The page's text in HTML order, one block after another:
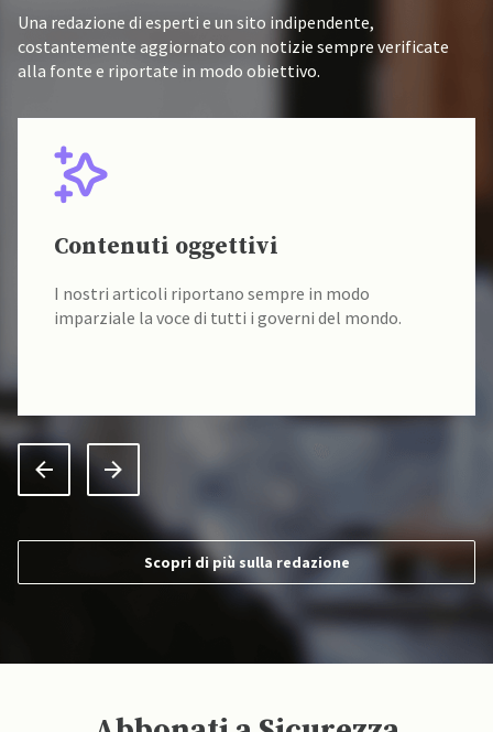
Una redazione di esperti e un sito indipendente,
costantemente aggiornato con notizie sempre verificate
alla fonte e riportate in modo obiettivo.
Contenuti oggettivi
I nostri articoli riportano sempre in modo
imparziale la voce di tutti i governi del mondo.
Scopri di più sulla redazione